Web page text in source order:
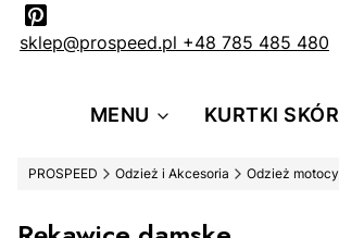
sklep@prospeed.pl +48 785 485 480
MENU KURTKI
PROSPEED Odzież i Akcesoria Odzież